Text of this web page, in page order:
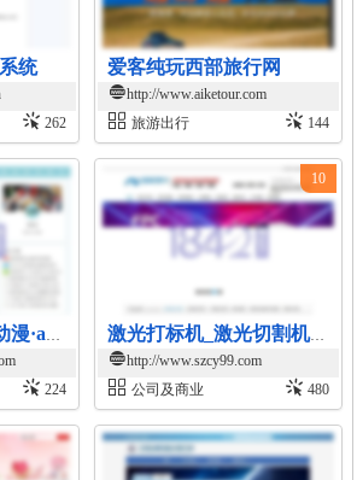
统
262
爱客纯玩西部旅行网
http://www.aiketour.com
旅游出行
144
模玩迷-模型玩具·动漫·acg资讯平台
224
激光打标机_激光切割机-深圳超越激光自动化激光设备制造商
http://www.szcy99.com
公司及商业
480
10